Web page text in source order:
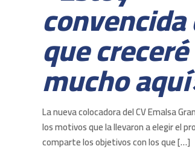
convencida
que creceré
mucho
La nueva colocadora del CV Emalsa
los motivos que la llevaron a elegir el
comparte los objetivos con los que[…]